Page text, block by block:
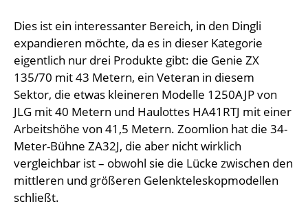
Dies ist ein interessanter Bereich, in den Dingli
expandieren möchte, da es in dieser Kategorie
eigentlich nur drei Produkte gibt: die Genie ZX
135/70 mit 43 Metern, ein Veteran in diesem
Sektor, die etwas kleineren Modelle 1250AJP von
JLG mit 40 Metern und Haulottes HA41RTJ mit einer
Arbeitshöhe von 41,5 Metern. Zoomlion hat die 34-
Meter-Bühne ZA32J, die aber nicht wirklich
vergleichbar ist – obwohl sie die Lücke zwischen den
mittleren und größeren Gelenkteleskopmodellen
schließt.